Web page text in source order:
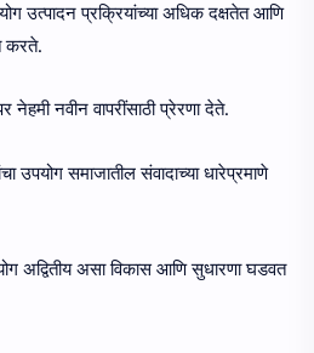
उत्पादन प्रक्रियांच्या अधिक दक्षतेत आणि
करते.
नेहमी नवीन वापरींसाठी प्रेरणा देते.
उपयोग समाजातील संवादाच्या धारेप्रमाणे
अद्वितीय असा विकास आणि सुधारणा घडवत